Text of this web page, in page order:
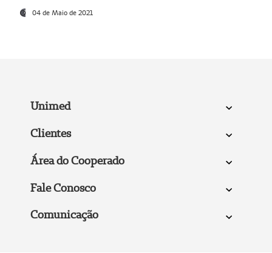
04 de Maio de 2021
Unimed
Clientes
Área do Cooperado
Fale Conosco
Comunicação